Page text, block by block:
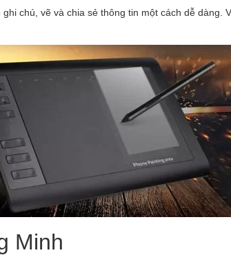
chú, vẽ và chia sẻ thông tin một cách dễ
Minh